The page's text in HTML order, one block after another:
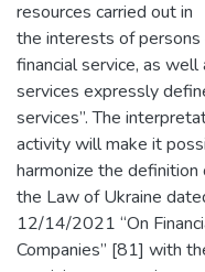
resources carried out in
the interests of persons
financial service, as well
services expressly
services”. The
activity will make it
harmonize the
the Law of Ukraine
12/14/2021 “On
Companies” [81] with